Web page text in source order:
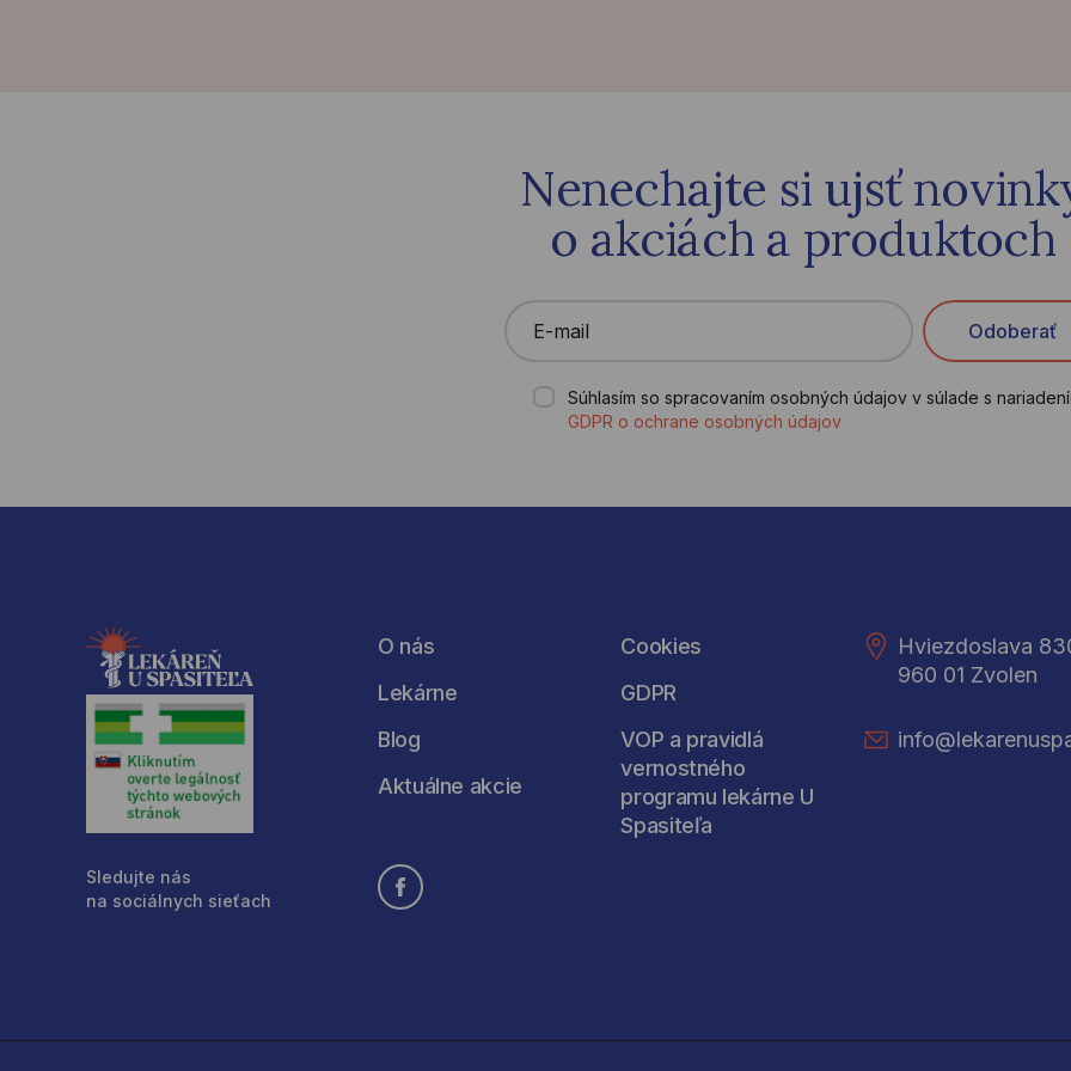
Nenechajte si ujsť
o akciách a produktoch
E-mail Odoberať
Súhlasím so spracovaním osobných údajov v súlade s
GDPR o ochrane osobných údajov
O nás
Lekárne
Blog
Aktuálne akcie
Cookies
GDPR
VOP a pravidlá
vernostného
programu lekárne U
Spasiteľa
Hviezdoslava
960 01 Zvolen
Sledujte nás
na sociálnych sieťach